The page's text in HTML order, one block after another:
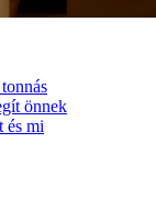
önnek
és mi